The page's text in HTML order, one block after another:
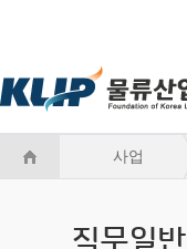
사업
직무일반